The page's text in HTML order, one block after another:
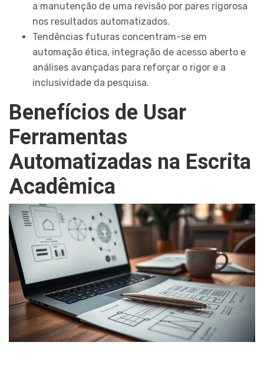
a manutenção de uma revisão por pares rigorosa
nos resultados automatizados.
Tendências futuras concentram-se em
automação ética, integração de acesso aberto e
análises avançadas para reforçar o rigor e a
inclusividade da pesquisa.
Benefícios de Usar
Ferramentas
Automatizadas na Escrita
Acadêmica